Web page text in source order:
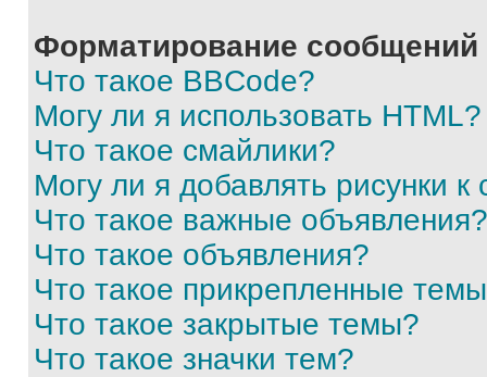
Форматирование
Что такое BBCode?
Могу ли я использовать HTML?
Что такое смайлики?
Могу ли я добавлять рисунки
Что такое важные объявления?
Что такое объявления?
Что такое прикрепленные
Что такое закрытые темы?
Что такое значки тем?